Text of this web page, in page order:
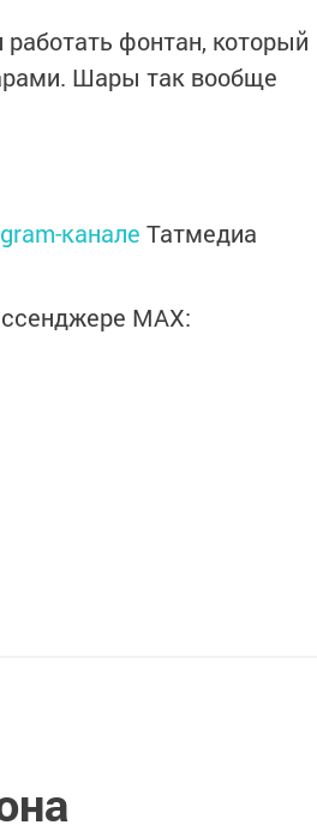
фонтан, который
Шары так вообще
канале Татмедиа
MАХ: